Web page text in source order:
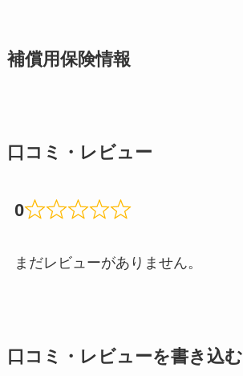
補償用保険情報
口コミ・レビュー
0
まだレビューがありません。
口コミ・レビューを書き込む